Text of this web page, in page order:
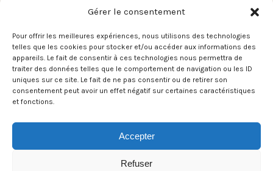
Gérer le consentement
Pour offrir les meilleures expériences, nous utilisons des technologies
telles que les cookies pour stocker et/ou accéder aux informations des
appareils. Le fait de consentir à ces technologies nous permettra de
traiter des données telles que le comportement de navigation ou les ID
uniques sur ce site. Le fait de ne pas consentir ou de retirer son
consentement peut avoir un effet négatif sur certaines caractéristiques
et fonctions.
Accepter
Refuser
[Le Son du moment]
Brothers / Shadows &
← [Le Son du moment]
KETY / Je Craque